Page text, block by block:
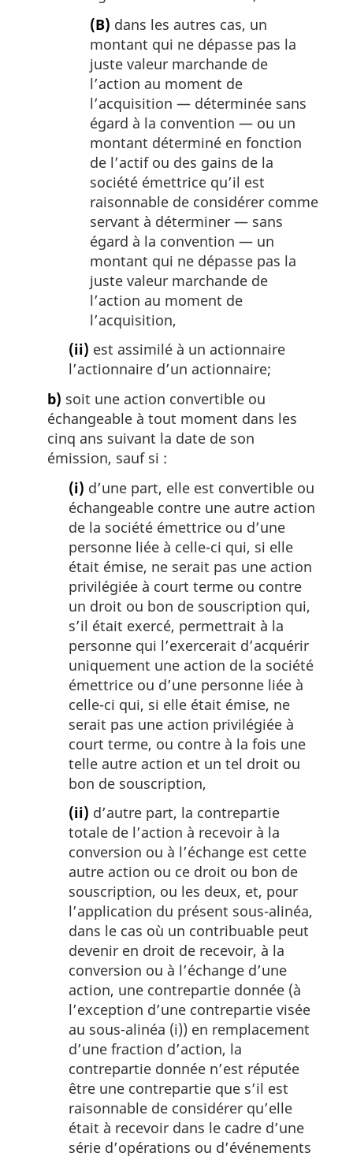
(B) dans les autres cas, un
montant qui ne dépasse pas la
juste valeur marchande de
l’action au moment de
l’acquisition — déterminée sans
égard à la convention — ou un
montant déterminé en fonction
de l’actif ou des gains de la
société émettrice qu’il est
raisonnable de considérer comme
servant à déterminer — sans
égard à la convention — un
montant qui ne dépasse pas la
juste valeur marchande de
l’action au moment de
l’acquisition,
(ii) est assimilé à un actionnaire
l’actionnaire d’un actionnaire;
b) soit une action convertible ou
échangeable à tout moment dans les
cinq ans suivant la date de son
émission, sauf si :
(i) d’une part, elle est convertible ou
échangeable contre une autre action
de la société émettrice ou d’une
personne liée à celle-ci qui, si elle
était émise, ne serait pas une action
privilégiée à court terme ou contre
un droit ou bon de souscription qui,
s’il était exercé, permettrait à la
personne qui l’exercerait d’acquérir
uniquement une action de la société
émettrice ou d’une personne liée à
celle-ci qui, si elle était émise, ne
serait pas une action privilégiée à
court terme, ou contre à la fois une
telle autre action et un tel droit ou
bon de souscription,
(ii) d’autre part, la contrepartie
totale de l’action à recevoir à la
conversion ou à l’échange est cette
autre action ou ce droit ou bon de
souscription, ou les deux, et, pour
l’application du présent sous-alinéa,
dans le cas où un contribuable peut
devenir en droit de recevoir, à la
conversion ou à l’échange d’une
action, une contrepartie donnée (à
l’exception d’une contrepartie visée
au sous-alinéa (i)) en remplacement
d’une fraction d’action, la
contrepartie donnée n’est réputée
être une contrepartie que s’il est
raisonnable de considérer qu’elle
était à recevoir dans le cadre d’une
série d’opérations ou d’événements